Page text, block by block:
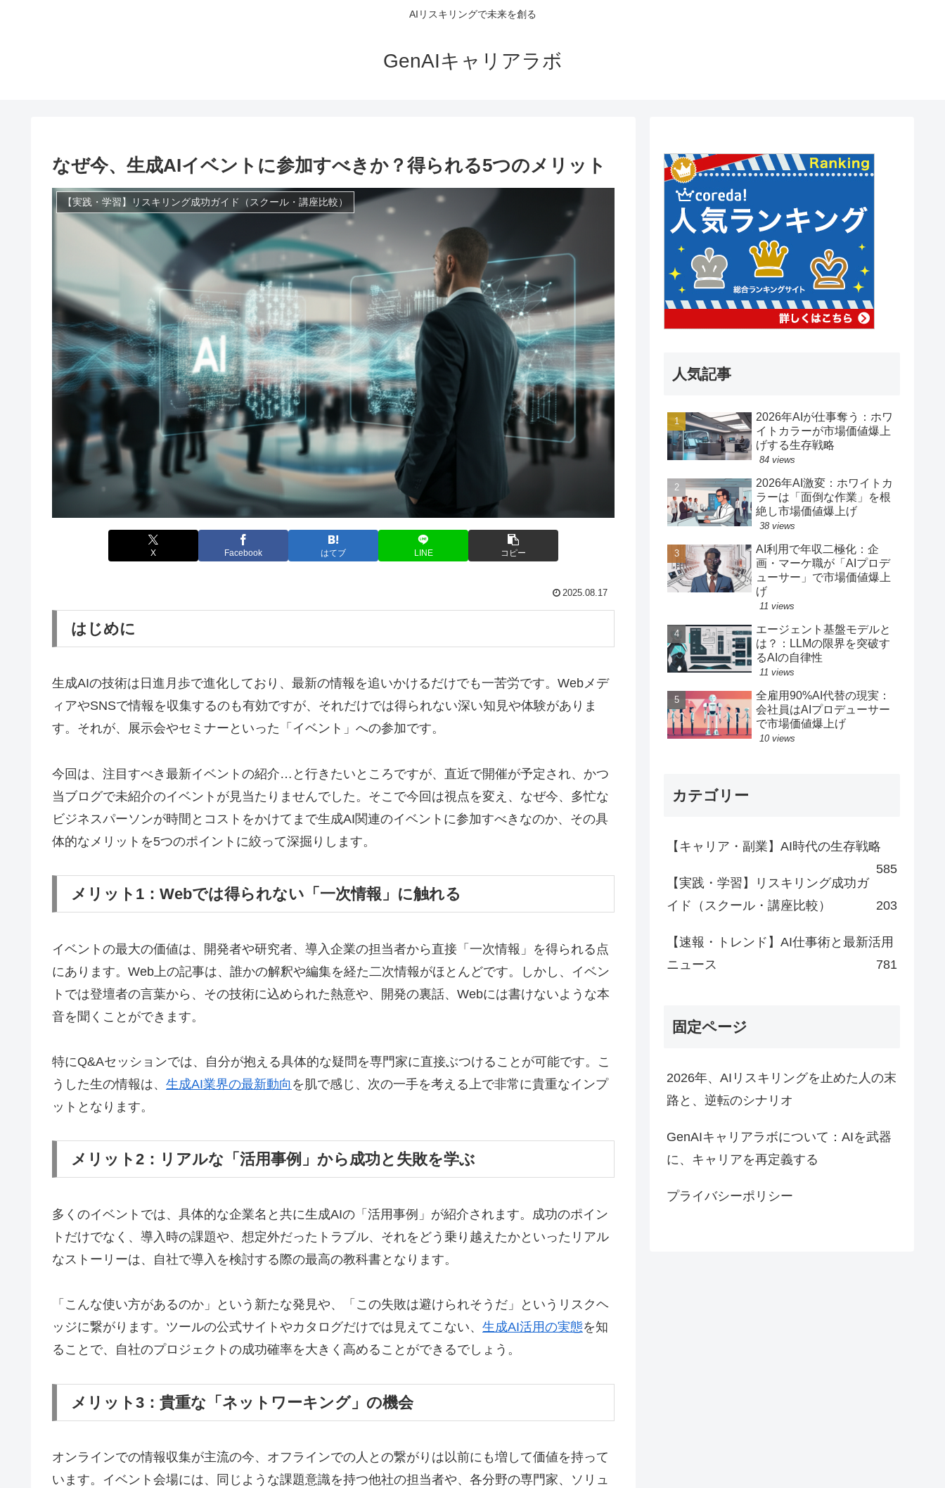
AIリスキリングで未来を創る
GenAIキャリアラボ
なぜ今、生成AIイベントに参加すべきか？得られる5つのメリット
【実践・学習】リスキリング成功ガイド（スクール・講座比較）
X Facebook はてブ LINE コピー
2025.08.17
はじめに
生成AIの技術は日進月歩で進化しており、最新の情報を追いかけるだけでも一苦労です。Webメデ
ィアやSNSで情報を収集するのも有効ですが、それだけでは得られない深い知見や体験がありま
す。それが、展示会やセミナーといった「イベント」への参加です。
今回は、注目すべき最新イベントの紹介…と行きたいところですが、直近で開催が予定され、かつ
当ブログで未紹介のイベントが見当たりませんでした。そこで今回は視点を変え、なぜ今、多忙な
ビジネスパーソンが時間とコストをかけてまで生成AI関連のイベントに参加すべきなのか、その具
体的なメリットを5つのポイントに絞って深掘りします。
メリット1：Webでは得られない「一次情報」に触れる
イベントの最大の価値は、開発者や研究者、導入企業の担当者から直接「一次情報」を得られる点
にあります。Web上の記事は、誰かの解釈や編集を経た二次情報がほとんどです。しかし、イベン
トでは登壇者の言葉から、その技術に込められた熱意や、開発の裏話、Webには書けないような本
音を聞くことができます。
特にQ&Aセッションでは、自分が抱える具体的な疑問を専門家に直接ぶつけることが可能です。こ
うした生の情報は、 生成AI業界の最新動向 を肌で感じ、次の一手を考える上で非常に貴重なインプ
ットとなります。
メリット2：リアルな「活用事例」から成功と失敗を学ぶ
多くのイベントでは、具体的な企業名と共に生成AIの「活用事例」が紹介されます。成功のポイン
トだけでなく、導入時の課題や、想定外だったトラブル、それをどう乗り越えたかといったリアル
なストーリーは、自社で導入を検討する際の最高の教科書となります。
「こんな使い方があるのか」という新たな発見や、「この失敗は避けられそうだ」というリスクヘ
ッジに繋がります。ツールの公式サイトやカタログだけでは見えてこない、 生成AI活用の実態を知
ることで、自社のプロジェクトの成功確率を大きく高めることができるでしょう。
メリット3：貴重な「ネットワーキング」の機会
オンラインでの情報収集が主流の今、オフラインでの人との繋がりは以前にも増して価値を持って
います。イベント会場には、同じような課題意識を持つ他社の担当者や、各分野の専門家、ソリュ
人気記事
2026年AIが仕事奪う：ホワ
イトカラーが市場価値爆上
げする生存戦略
84 views
2026年AI激変：ホワイトカ
ラーは「面倒な作業」を根
絶し市場価値爆上げ
38 views
AI利用で年収二極化：企
画・マーケ職が「AIプロデ
ューサー」で市場価値爆上
げ
11 views
エージェント基盤モデルと
は？：LLMの限界を突破す
るAIの自律性
11 views
全雇用90%AI代替の現実：
会社員はAIプロデューサー
で市場価値爆上げ
10 views
カテゴリー
【キャリア・副業】AI時代の生存戦略
585
【実践・学習】リスキリング成功ガ
イド（スクール・講座比較）
203
【速報・トレンド】AI仕事術と最新活用
ニュース
781
固定ページ
2026年、AIリスキリングを止めた人の末
路と、逆転のシナリオ
GenAIキャリアラボについて：AIを武器
に、キャリアを再定義する
プライバシーポリシー